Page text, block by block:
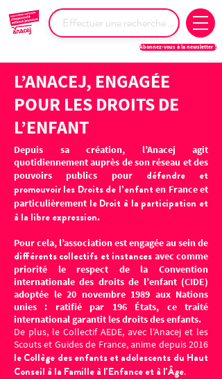
Abonnez-vous à la newsletter !
L’ANACEJ, ENGAGÉE
POUR LES DROITS DE
L’ENFANT
Depuis sa création, l’Anacej agit
quotidiennement auprès de son réseau et des
pouvoirs publics pour défendre et
promouvoir les Droits de l’enfanten France et
particulièrement le Droit à la participation et
à la libre expression.
Pour cela, l’association est engagée au sein de
différents collectifs et instances avec comme
priorité le respect de la Convention
internationale des droits de l’enfant (CIDE)
adoptée le 20 novembre 1989 aux Nations
unies : ratifié par 196 États, ce traité
international garantit les droits des enfants.
De plus, le Collectif AEDE, avec l'Anacej et les
Scouts et Guides de France, anime depuis 2016
le Collège des enfants et adolescents du Haut
Conseil à la Famille à l'Enfance et à l'Âge.